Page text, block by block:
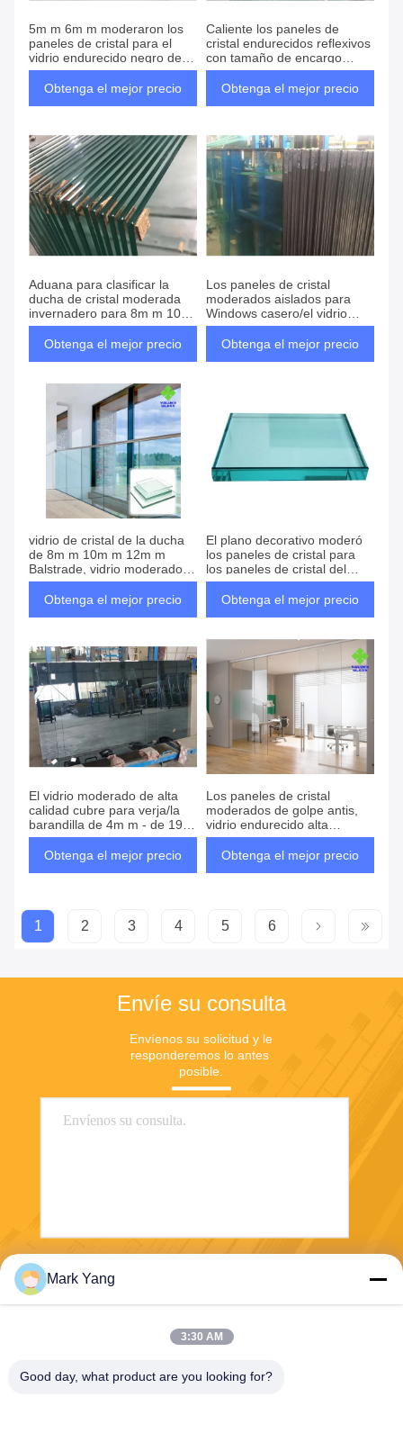
5m m 6m m moderaron los
paneles de cristal para el
vidrio endurecido negro de
las sobremesas
Obtenga el mejor precio
Caliente los paneles de
cristal endurecidos reflexivos
con tamaño de encargo
sólido moderó el vidrio
Obtenga el mejor precio
Aduana para clasificar la
ducha de cristal moderada
invernadero para 8m m 10m
m
Obtenga el mejor precio
Los paneles de cristal
moderados aislados para
Windows casero/el vidrio
moderado cortado a la
medida
Obtenga el mejor precio
vidrio de cristal de la ducha
de 8m m 10m m 12m m
Balstrade, vidrio moderado
para las puertas y Windows
Obtenga el mejor precio
El plano decorativo moderó
los paneles de cristal para
los paneles de cristal del
invernadero
Obtenga el mejor precio
El vidrio moderado de alta
calidad cubre para verja/la
barandilla de 4m m - de 19m
m
Obtenga el mejor precio
Los paneles de cristal
moderados de golpe antis,
vidrio endurecido alta
estabilidad para las puertas
Obtenga el mejor precio
1 2 3 4 5 6
Envíe su consulta
Envíenos su solicitud y le
responderemos lo antes
posible.
Mark Yang
3:30 AM
Good day, what product are you looking for?